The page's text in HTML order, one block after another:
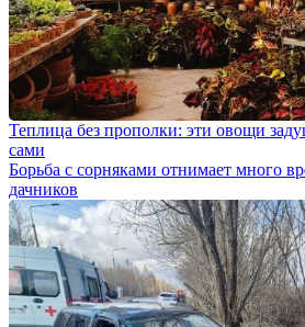
Теплица без прополки: эти овощи
сами
Борьба с сорняками отнимает много
дачников